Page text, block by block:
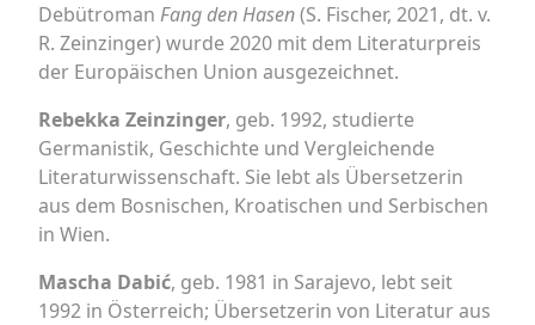
Debütroman Fang den Hasen(S. Fischer, 2021, dt. v.
R. Zeinzinger) wurde 2020 mit dem Literaturpreis
der Europäischen Union ausgezeichnet.
Rebekka Zeinzinger, geb. 1992, studierte
Germanistik, Geschichte und Vergleichende
Literaturwissenschaft. Sie lebt als Übersetzerin
aus dem Bosnischen, Kroatischen und Serbischen
in Wien.
Mascha Dabić, geb. 1981 in Sarajevo, lebt seit
1992 in Österreich; Übersetzerin von Literatur aus